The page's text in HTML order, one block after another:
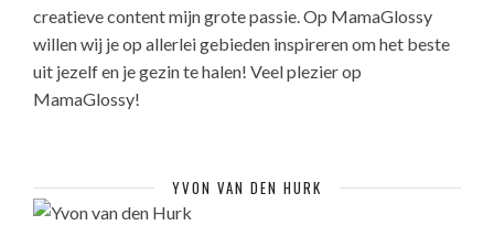
creatieve content mijn grote passie. Op MamaGlossy
willen wij je op allerlei gebieden inspireren om het beste
uit jezelf en je gezin te halen! Veel plezier op
MamaGlossy!
YVON VAN DEN HURK